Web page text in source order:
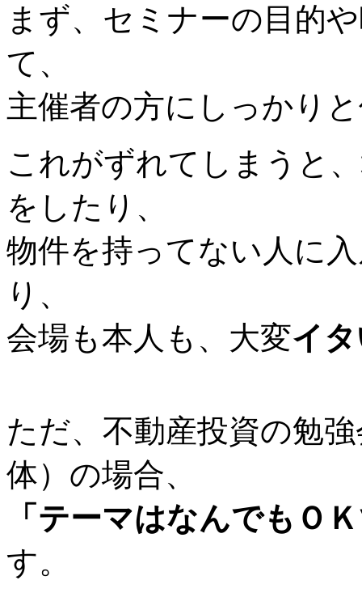
まず、セミナーの目的
て、
主催者の方にしっかり
これがずれてしまうと
をしたり、
物件を持ってない人に
り、
会場も本人も、大変イ
ただ、不動産投資の勉
体）の場合、
「テーマはなんでもＯ
す。